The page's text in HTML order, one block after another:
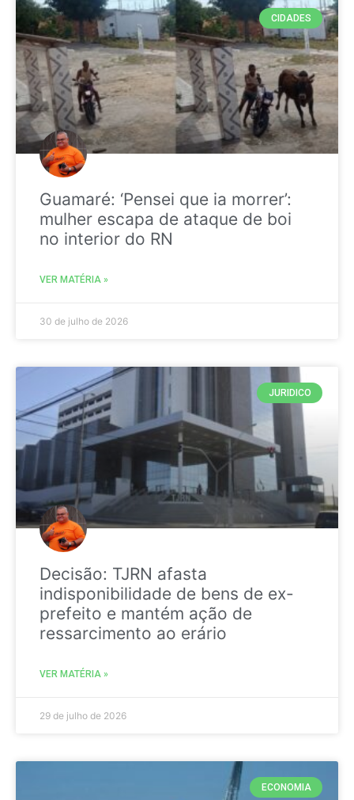
CIDADES
Guamaré: ‘Pensei que ia morrer’:
mulher escapa de ataque de boi
no interior do RN
VER MATÉRIA »
30 de julho de 2026
JURIDICO
Decisão: TJRN afasta
indisponibilidade de bens de ex-
prefeito e mantém ação de
ressarcimento ao erário
VER MATÉRIA »
29 de julho de 2026
ECONOMIA